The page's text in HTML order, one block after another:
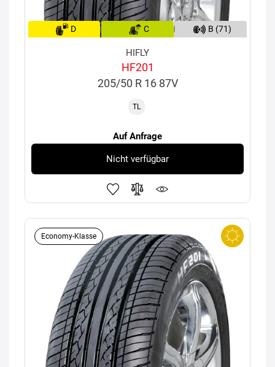
D C B (71)
HIFLY
HF201
205/50 R 16 87V
TL
Auf Anfrage
Nicht verfügbar
Economy-Klasse